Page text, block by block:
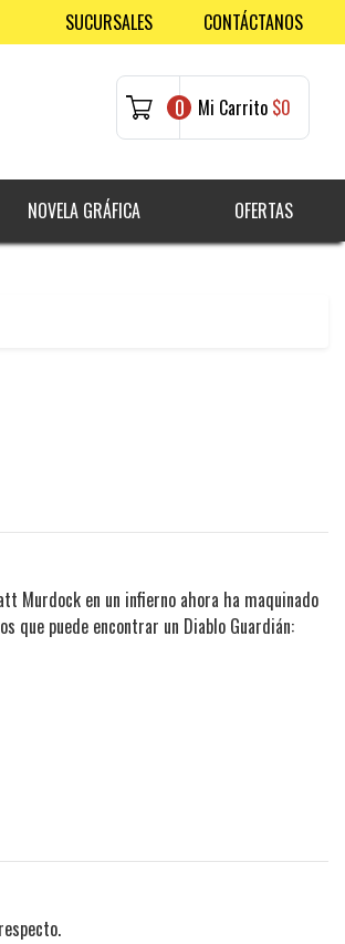
SUCURSALES CONTÁCTANOS
0 Mi Carrito $0
NOVELA GRÁFICA OFERTAS
Murdock en un infierno ahora ha maquinado
que puede encontrar un Diablo Guardián: